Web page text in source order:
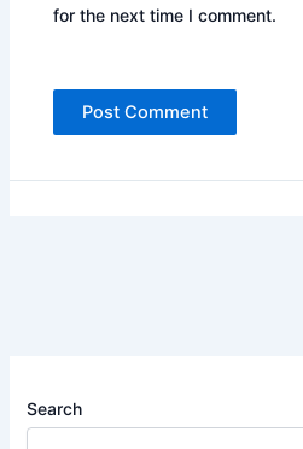
for the next time I comment.
Search